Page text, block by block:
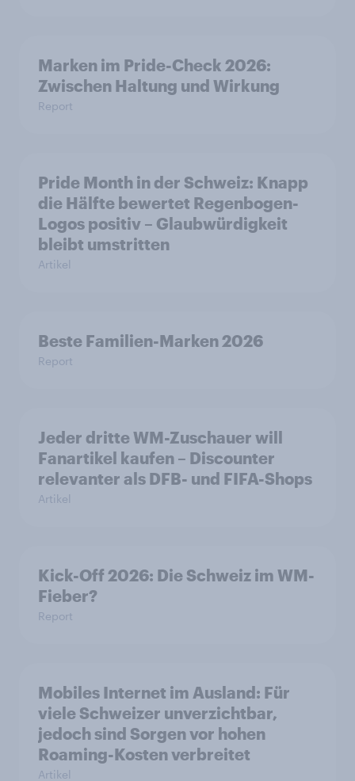
Marken im Pride-Check 2026:
Zwischen Haltung und Wirkung
Report
Pride Month in der Schweiz: Knapp
die Hälfte bewertet Regenbogen-
Logos positiv – Glaubwürdigkeit
bleibt umstritten
Artikel
Beste Familien-Marken 2026
Report
Jeder dritte WM-Zuschauer will
Fanartikel kaufen – Discounter
relevanter als DFB- und FIFA-Shops
Artikel
Kick-Off 2026: Die Schweiz im WM-
Fieber?​
Report
Mobiles Internet im Ausland: Für
viele Schweizer unverzichtbar,
jedoch sind Sorgen vor hohen
Roaming-Kosten verbreitet
Artikel